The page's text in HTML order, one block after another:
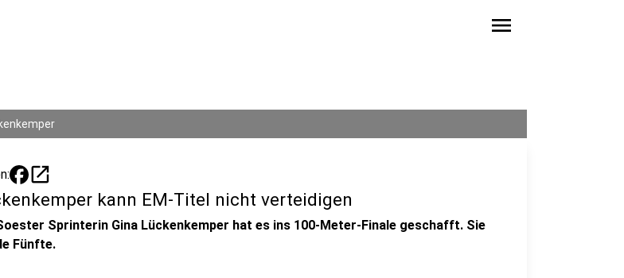
menu
open_in_new
kann EM-Titel nicht verteidigen
Sprinterin Gina Lückenkemper hat es ins 100-Meter-Finale geschafft. Sie
Fünfte.